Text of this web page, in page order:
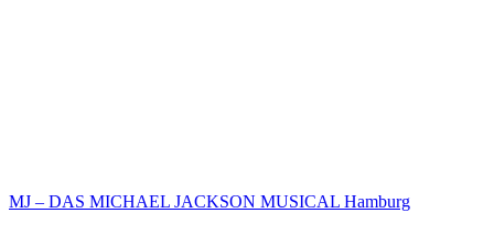
MJ – DAS MICHAEL JACKSON MUSICAL Hamburg